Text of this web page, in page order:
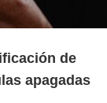
de
apagadas